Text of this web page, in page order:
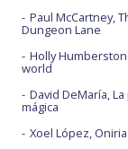
Paul McCartney,
Dungeon Lane
Holly
world
David DeMaría,
mágica
Xoel López,